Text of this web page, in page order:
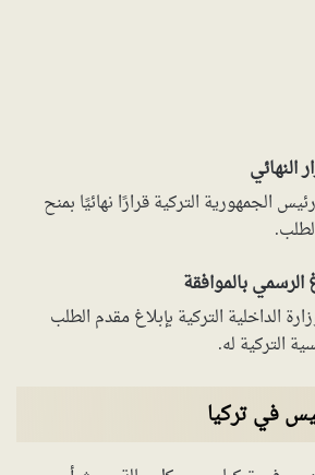
النهائي
الجمهورية التركية قرارًا نهائيًا بمنح
الرسمي بالموافقة
الداخلية التركية بإبلاغ مقدم الطلب
التركية له.
في تركيا